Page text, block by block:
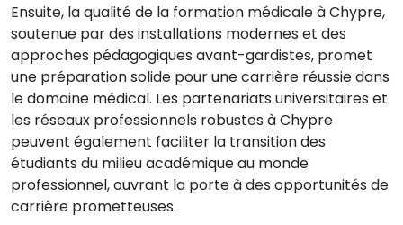
Ensuite, la qualité de la formation médicale à Chypre,
soutenue par des installations modernes et des
approches pédagogiques avant-gardistes, promet
une préparation solide pour une carrière réussie dans
le domaine médical. Les partenariats universitaires et
les réseaux professionnels robustes à Chypre
peuvent également faciliter la transition des
étudiants du milieu académique au monde
professionnel, ouvrant la porte à des opportunités de
carrière prometteuses.